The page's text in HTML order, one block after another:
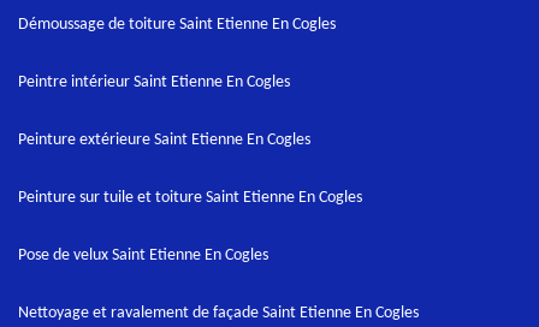
Démoussage de toiture Saint Etienne En Cogles
Peintre intérieur Saint Etienne En Cogles
Peinture extérieure Saint Etienne En Cogles
Peinture sur tuile et toiture Saint Etienne En Cogles
Pose de velux Saint Etienne En Cogles
Nettoyage et ravalement de façade Saint Etienne En Cogles